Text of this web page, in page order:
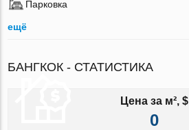
Парковка
ещё
БАНГКОК - СТАТИСТИКА
Цена за м², $
0